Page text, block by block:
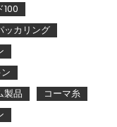
100
ッカリング
製品
コーマ糸